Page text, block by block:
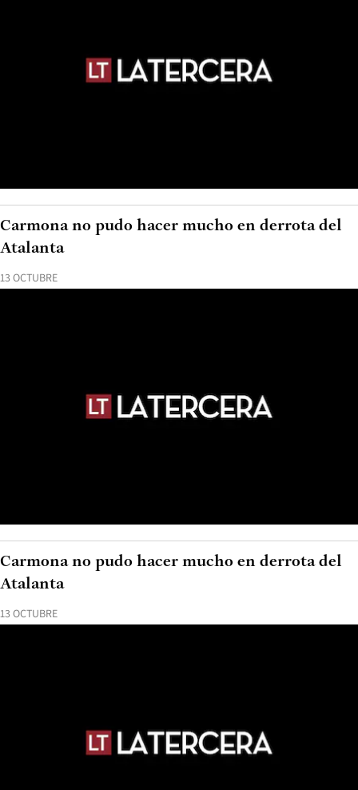
13 OCTUBRE
Carmona no pudo hacer mucho en derrota del
Atalanta
13 OCTUBRE
Carmona no pudo hacer mucho en derrota del
Atalanta